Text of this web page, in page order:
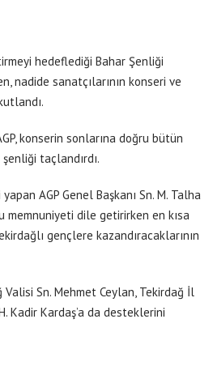
hedeflediği Bahar Şenliği
nadide sanatçılarının konseri ve
konserin sonlarına doğru bütün
taçlandırdı.
AGP Genel Başkanı Sn. M. Talha
memnuniyeti dile getirirken en kısa
gençlere kazandıracaklarının
Sn. Mehmet Ceylan, Tekirdağ İl
Kadir Kardaş’a da desteklerini